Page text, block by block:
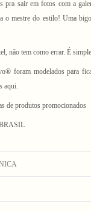
pra sair em fotos com a
o mestre do estilo! Uma
não tem como errar. É
foram modelados para
aqui.
de produtos promocionados
com cós de elástico e